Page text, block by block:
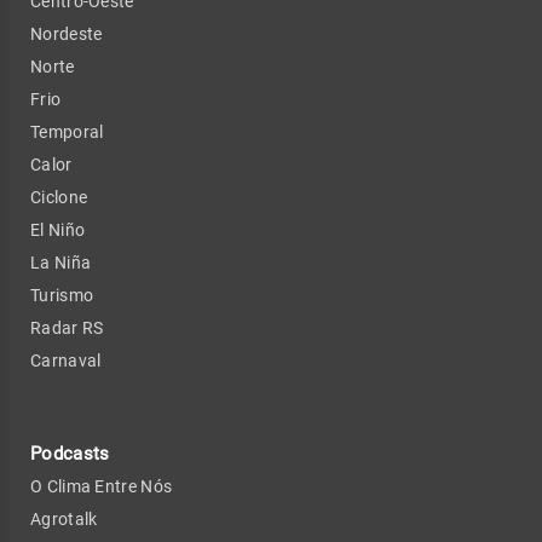
Nordeste
Norte
Frio
Temporal
Calor
Ciclone
El Niño
La Niña
Turismo
Radar RS
Carnaval
Podcasts
O Clima Entre Nós
Agrotalk